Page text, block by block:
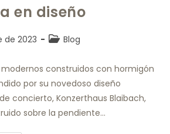
en diseño
de 2023 Blog
construidos con hormigón
por su novedoso diseño
concierto, Konzerthaus Blaibach,
sobre la pendiente…